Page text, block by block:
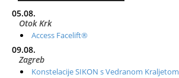
05.08.
Otok Krk
Access Facelift®
09.08.
Zagreb
Konstelacije SIKON s Vedranom Kraljetom